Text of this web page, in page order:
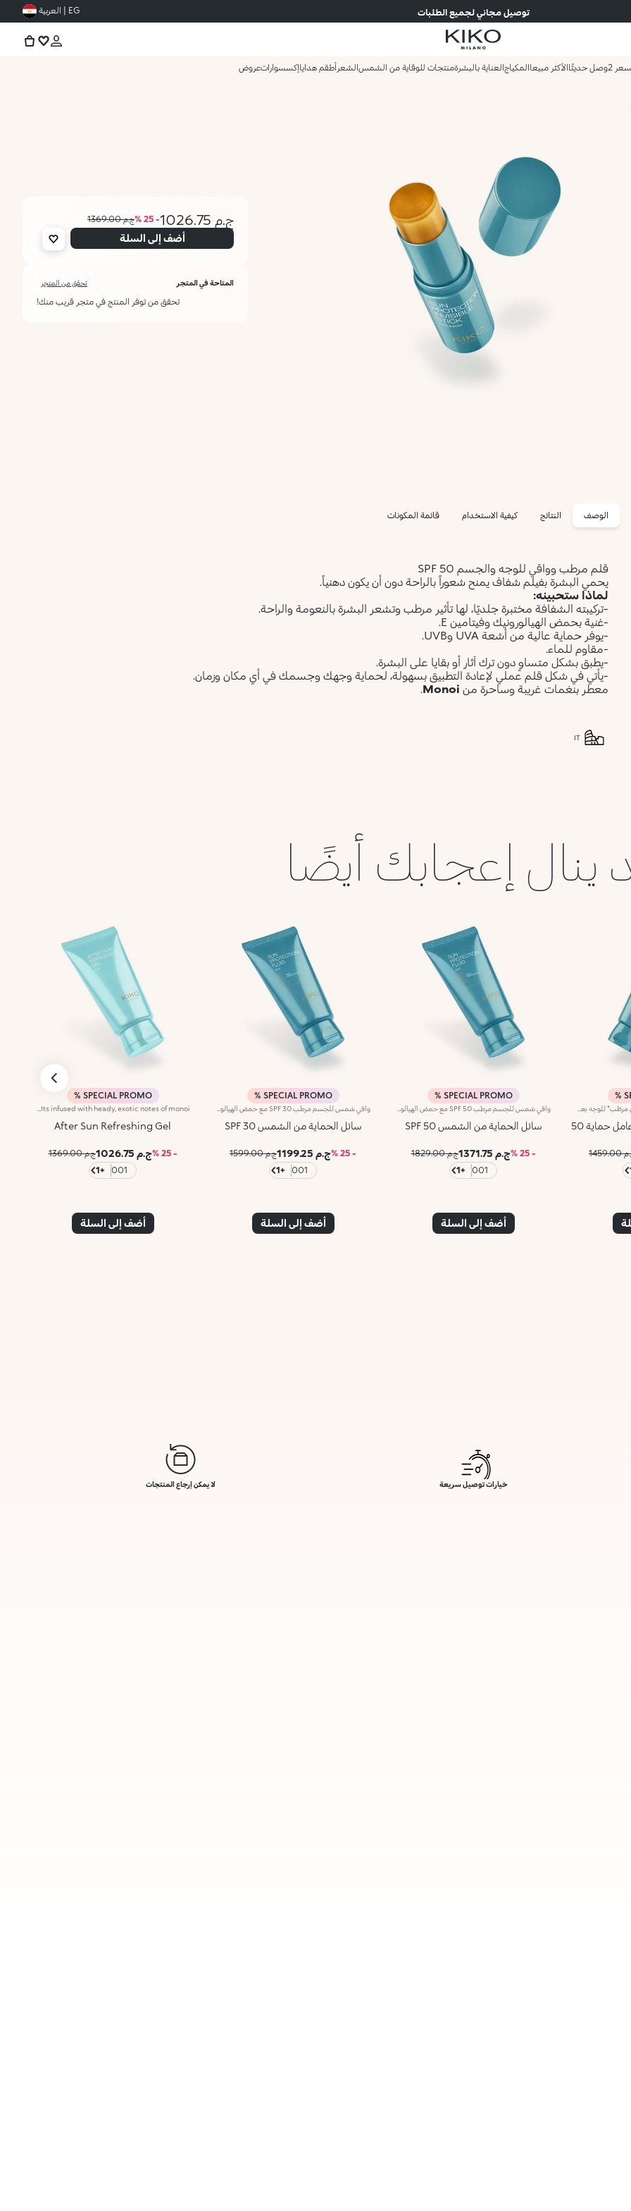
توصيل مجاني لجميع الطلبات EG | العربية
وصل حديثًاالأكثر مبيعاالمكياجالعناية بالبشرةمنتجات للوقاية من الشمسالشعر أطقم هداياإكسسواراتعروض
ج.م 1026.75 - 25 % ج.م 1369.00
أضف إلى السلة
المتاحة في المتجر تحقق من المتجر
تحقق من توفر المنتج في متجر قريب منك!
الوصف النتائج كيفية الاستخدام قائمة المكونات
قلم مرطب وواقي للوجه والجسم SPF 50
يحمي البشرة بفيلم شفاف يمنح شعوراً بالراحة دون أن يكون دهنياً.
لماذا ستحبينه:
-تركيبته الشفافة مختبرة جلديًا، لها تأثير مرطب وتشعر البشرة بالنعومة والراحة.
-غنية بحمض الهيالورونيك وفيتامين E.
-يوفر حماية عالية من أشعة UVA وUVB.
-مقاوم للماء.
-يطبق بشكل متساوٍ دون ترك آثار أو بقايا على البشرة.
-يأتي في شكل قلم عملي لإعادة التطبيق بسهولة، لحماية وجهك وجسمك في أي مكان وزمان.
معطر بنغمات غريبة وساحرة من Monoi
.
IT
ينال إعجابك أيضًا
حماية 50
SPECIAL PROMO %
سائل الحماية من الشمس SPF 50
- 25 % ج.م 1371.75
ج.م 1829.00
001
+1
أضف إلى السلة
SPECIAL PROMO %
سائل الحماية من الشمس SPF 30
- 25 % ج.م 1199.25
ج.م 1599.00
001
+1
أضف إلى السلة
SPECIAL PROMO %
After Sun Refreshing Gel
- 25 % ج.م 1026.75
ج.م 1369.00
001
+1
أضف إلى السلة
خيارات توصيل سريعة لا يمكن إرجاع المنتجات